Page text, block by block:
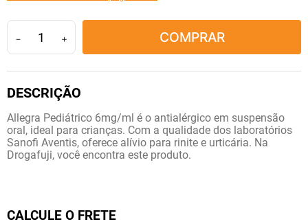
＋
－ COMPRAR
Allegra Pediátrico 6mg/ml é o antialérgico em suspensão
oral, ideal para crianças. Com a qualidade dos laboratórios
Sanofi Aventis, oferece alívio para rinite e urticária. Na
Drogafuji, você encontra este produto.
CALCULE O FRETE